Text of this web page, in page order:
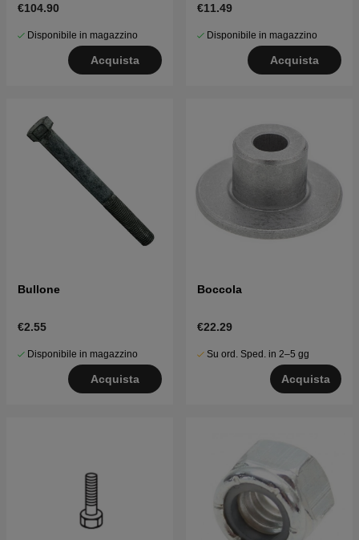
€104.90
Disponibile in magazzino
Acquista
€11.49
Disponibile in magazzino
Acquista
Bullone
€2.55
Disponibile in magazzino
Acquista
Boccola
€22.29
Su ord. Sped. in 2–5 gg
Acquista